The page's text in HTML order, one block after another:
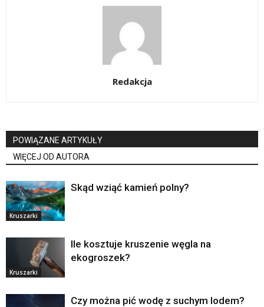
Redakcja
POWIĄZANE ARTYKUŁY
WIĘCEJ OD AUTORA
Kruszarki
Skąd wziąć kamień polny?
Kruszarki
Ile kosztuje kruszenie węgla na
ekogroszek?
Czy można pić wodę z suchym lodem?